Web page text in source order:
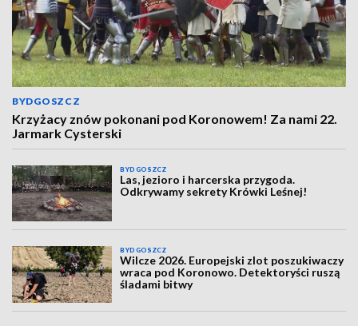
BYDGOSZCZ
Krzyżacy znów pokonani pod Koronowem! Za nami 22.
Jarmark Cysterski
BYDGOSZCZ
Las, jezioro i harcerska przygoda.
Odkrywamy sekrety Krówki Leśnej!
BYDGOSZCZ
Wilcze 2026. Europejski zlot poszukiwaczy
wraca pod Koronowo. Detektoryści ruszą
śladami bitwy